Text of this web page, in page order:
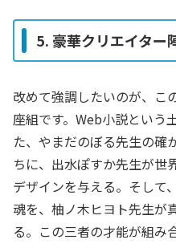
5. 豪華クリエイター
改めて強調したいのが、こ
座組です。Web小説という
た、やまだのぼる先生の確
ちに、出水ぽすか先生が世
デザインを与える。そして
魂を、柚ノ木ヒヨト先生が
る。この三者の才能が組み